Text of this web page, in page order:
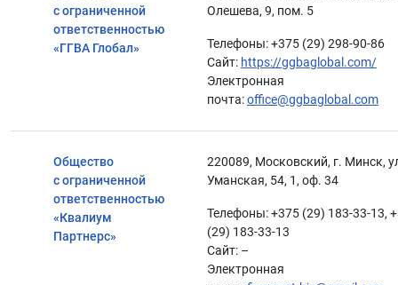
с ограниченной
ответственностью
«ГГВА Глобал»
Олешева, 9, пом. 5
Телефоны: +375 (29) 298-90-86
Сайт: https://ggbaglobal.com/
Электронная
почта:office@ggbaglobal.com
Общество
с ограниченной
ответственностью
«Квалиум
Партнерс»
220089, Московский, г. Минск,
Уманская, 54, 1, оф. 34
Телефоны: +375 (29) 183-33-13,
(29) 183-33-13
Сайт: –
Электронная